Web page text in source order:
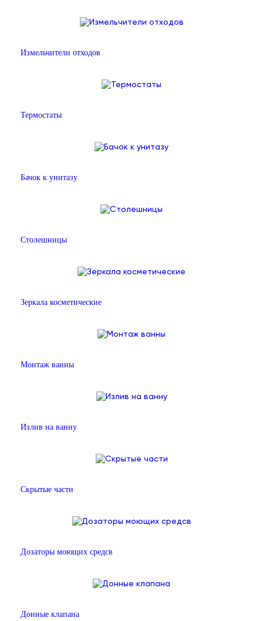
Измельчители отходов
Термостаты
Бачок к унитазу
Столешницы
Зеркала косметические
Монтаж ванны
Излив на ванну
Скрытые части
Дозаторы моющих средсв
Донные клапана